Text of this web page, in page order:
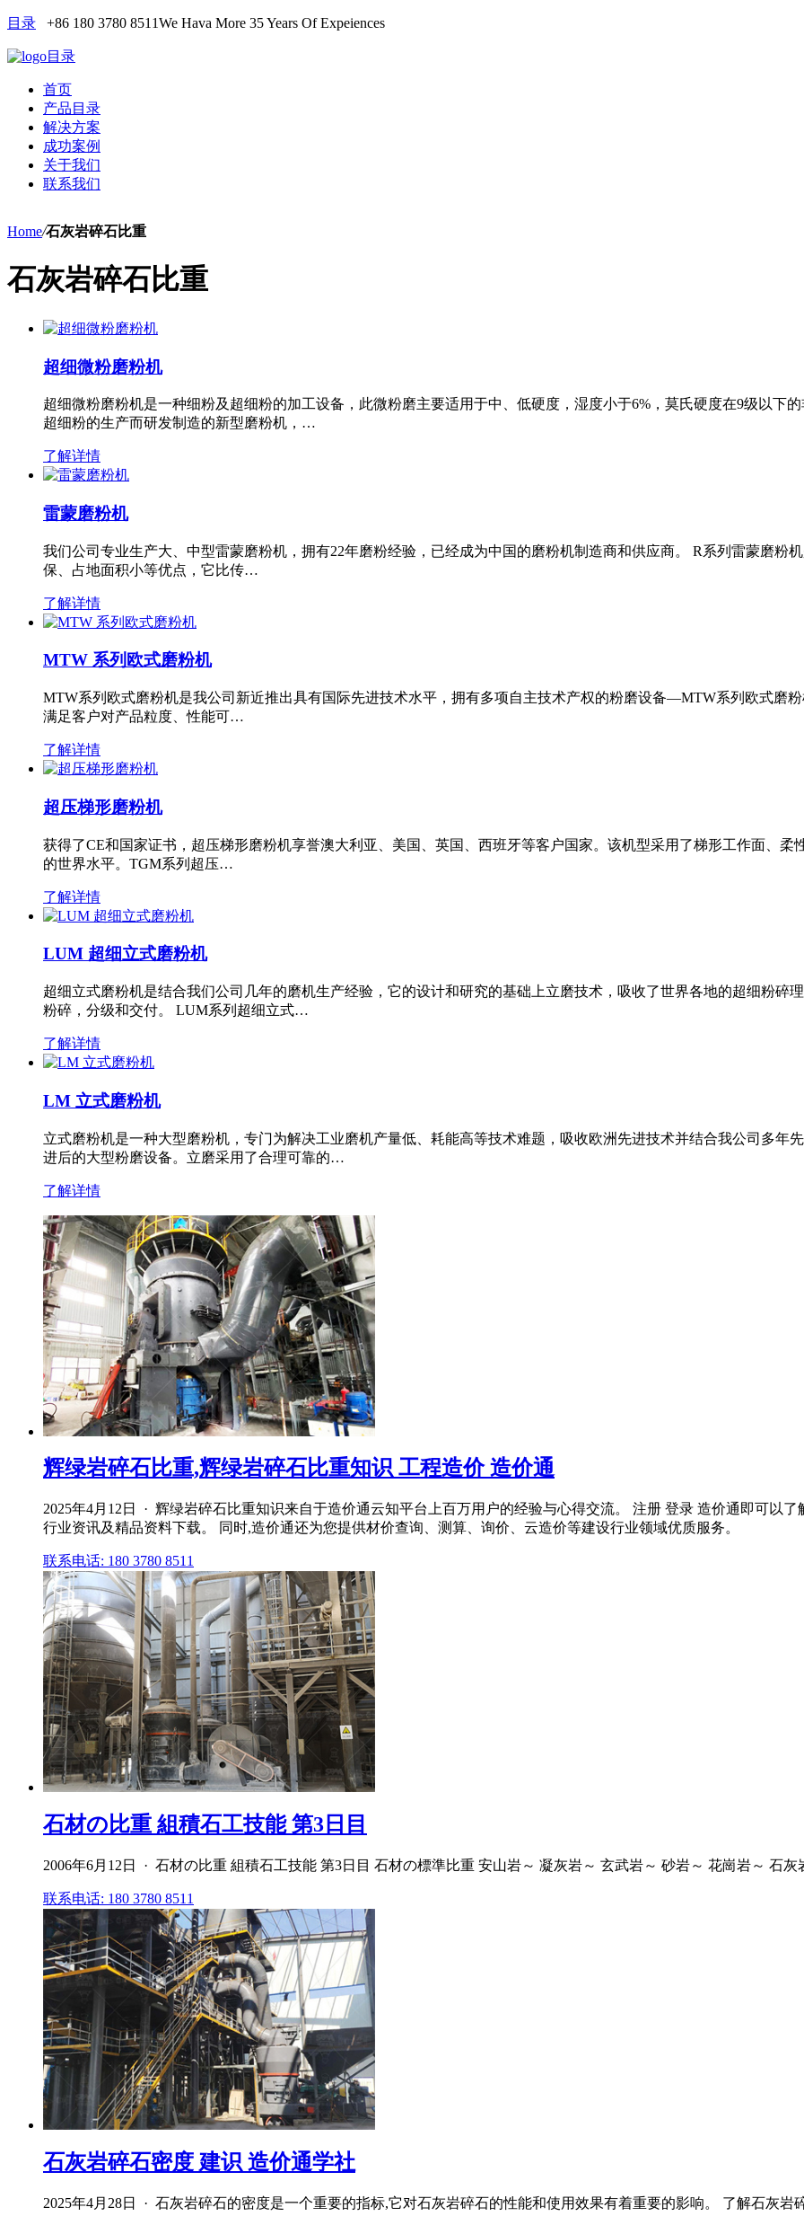
目录 +86 180 3780 8511We Hava More 35 Years Of Expeiences
目录
首页
产品目录
解决方案
成功案例
关于我们
联系我们
Home/石灰岩碎石比重
石灰岩碎石比重
超细微粉磨粉机
超细微粉磨粉机是一种细粉及超细粉的加工设备，此微粉磨主要适用于中、低硬度，湿度小于6%，莫氏硬度在9级以下
超细粉的生产而研发制造的新型磨粉机，…
了解详情
雷蒙磨粉机
我们公司专业生产大、中型雷蒙磨粉机，拥有22年磨粉经验，已经成为中国的磨粉机制造商和供应商。 R系列雷蒙磨粉
保、占地面积小等优点，它比传…
了解详情
MTW 系列欧式磨粉机
MTW系列欧式磨粉机是我公司新近推出具有国际先进技术水平，拥有多项自主技术产权的粉磨设备—MTW系列欧式磨
满足客户对产品粒度、性能可…
了解详情
超压梯形磨粉机
获得了CE和国家证书，超压梯形磨粉机享誉澳大利亚、美国、英国、西班牙等客户国家。该机型采用了梯形工作面、
的世界水平。TGM系列超压…
了解详情
LUM 超细立式磨粉机
超细立式磨粉机是结合我们公司几年的磨机生产经验，它的设计和研究的基础上立磨技术，吸收了世界各地的超细粉碎
粉碎，分级和交付。 LUM系列超细立式…
了解详情
LM 立式磨粉机
立式磨粉机是一种大型磨粉机，专门为解决工业磨机产量低、耗能高等技术难题，吸收欧洲先进技术并结合我公司多年
进后的大型粉磨设备。立磨采用了合理可靠的…
了解详情
辉绿岩碎石比重,辉绿岩碎石比重知识 工程造价 造价通
2025年4月12日 · 辉绿岩碎石比重知识来自于造价通云知平台上百万用户的经验与心得交流。 注册 登录 造价通即可以
行业资讯及精品资料下载。 同时,造价通还为您提供材价查询、测算、询价、云造价等建设行业领域优质服务。
联系电话: 180 3780 8511
石材の比重 組積石工技能 第3日目
2006年6月12日 · 石材の比重 組積石工技能 第3日目 石材の標準比重 安山岩～ 凝灰岩～ 玄武岩～ 砂岩～ 花崗岩～ 石灰
联系电话: 180 3780 8511
石灰岩碎石密度 建识 造价通学社
2025年4月28日 · 石灰岩碎石的密度是一个重要的指标,它对石灰岩碎石的性能和使用效果有着重要的影响。 了解石灰岩